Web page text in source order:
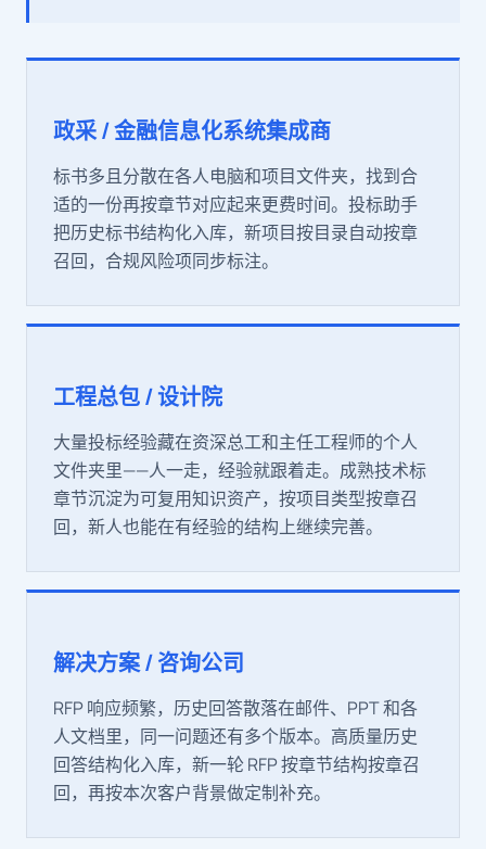
政采 / 金融信息化系统集成商
标书多且分散在各人电脑和项目文件夹，找到合
适的一份再按章节对应起来更费时间。投标助手
把历史标书结构化入库，新项目按目录自动按章
召回，合规风险项同步标注。
工程总包 / 设计院
大量投标经验藏在资深总工和主任工程师的个人
文件夹里——人一走，经验就跟着走。成熟技术标
章节沉淀为可复用知识资产，按项目类型按章召
回，新人也能在有经验的结构上继续完善。
解决方案 / 咨询公司
RFP 响应频繁，历史回答散落在邮件、PPT 和各
人文档里，同一问题还有多个版本。高质量历史
回答结构化入库，新一轮 RFP 按章节结构按章召
回，再按本次客户背景做定制补充。